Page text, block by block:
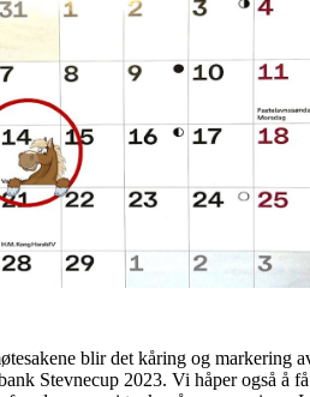
blir det kåring og markering
Stevnecup 2023. Vi håper også å få